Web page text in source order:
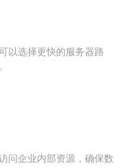
以选择更快的服务器路
问企业内部资源，确保数